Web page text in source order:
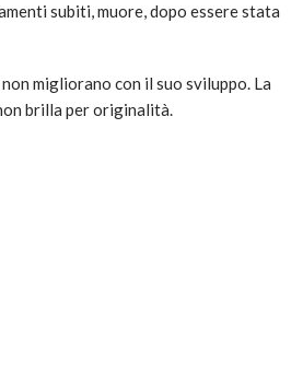
subiti, muore, dopo essere stata
migliorano con il suo sviluppo. La
brilla per originalità.